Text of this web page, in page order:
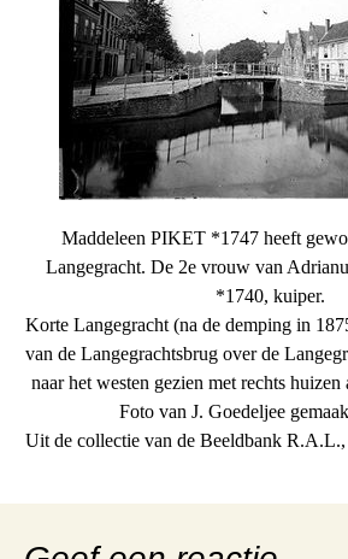
Maddeleen PIKET *1747 heeft
Langegracht. De 2e vrouw van
*1740, kuiper.
Korte Langegracht (na de demping in
van de Langegrachtsbrug over de
naar het westen gezien met rechts
Foto van J. Goedeljee
Uit de collectie van de Beeldbank